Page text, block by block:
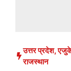
उत्तर प्रदेश,
राजस्थान